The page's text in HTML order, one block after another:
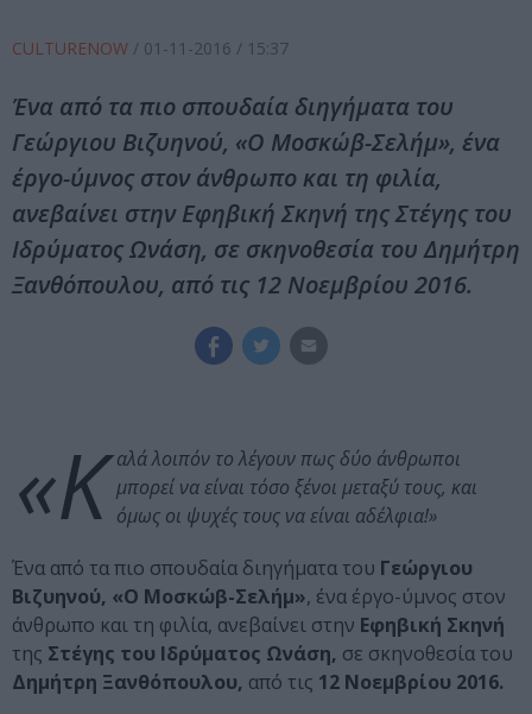
CULTURENOW / 01-11-2016 / 15:37
Ένα από τα πιο σπουδαία διηγήματα του
Γεώργιου Βιζυηνού, «Ο Μοσκώβ-Σελήμ», ένα
έργο-ύμνος στον άνθρωπο και τη φιλία,
ανεβαίνει στην Εφηβική Σκηνή της Στέγης του
Ιδρύματος Ωνάση, σε σκηνοθεσία του Δημήτρη
Ξανθόπουλου, από τις 12 Νοεμβρίου 2016.
«Κ αλά λοιπόν το λέγουν πως δύο άνθρωποι
μπορεί να είναι τόσο ξένοι μεταξύ τους, και
όμως οι ψυχές τους να είναι αδέλφια!»
Ένα από τα πιο σπουδαία διηγήματα του Γεώργιου
Βιζυηνού, «Ο Μοσκώβ-Σελήμ», ένα έργο-ύμνος στον
άνθρωπο και τη φιλία, ανεβαίνει στην Εφηβική Σκηνή
της Στέγης του Ιδρύματος Ωνάση, σε σκηνοθεσία του
Δημήτρη Ξανθόπουλου, από τις 12 Νοεμβρίου 2016.